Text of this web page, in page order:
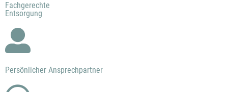
Fachgerechte
Entsorgung
Persönlicher Ansprechpartner